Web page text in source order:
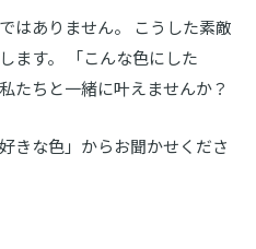
はありません。 こうした素敵
ます。 「こんな色にした
たちと一緒に叶えませんか？
きな色」からお聞かせくださ